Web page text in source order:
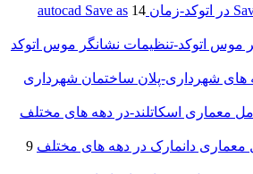
14
موس اتوکد-تنظیمات نشانگر موس اتوکد
های شهرداری-پلان ساختمان شهرداری
معماری اسکاتلند-در دهه های مختلف
معماری دانمارک در دهه های مختلف 9